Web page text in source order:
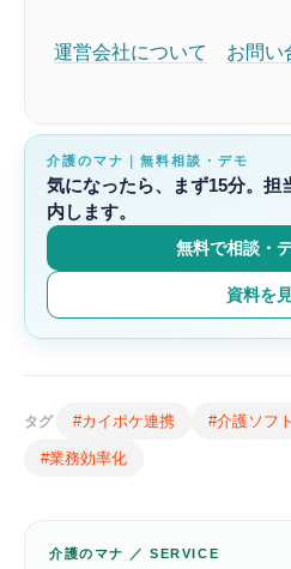
運営会社について お問い
介護のマナ｜無料相談・デモ
気になったら、まず15分。担
内します。
無料で相談・
資料を
タグ #カイポケ連携 #介護ソフト
#業務効率化
介護のマナ ／ SERVICE